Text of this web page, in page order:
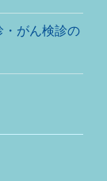
・がん検診の